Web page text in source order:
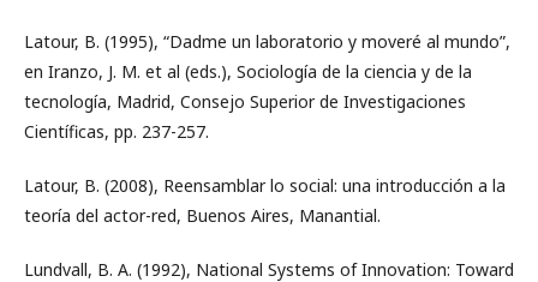
Latour, B. (1995), “Dadme un laboratorio y moveré al mundo”,
en Iranzo, J. M. et al (eds.), Sociología de la ciencia y de la
tecnología, Madrid, Consejo Superior de Investigaciones
Científicas, pp. 237-257.
Latour, B. (2008), Reensamblar lo social: una introducción a la
teoría del actor-red, Buenos Aires, Manantial.
Lundvall, B. A. (1992), National Systems of Innovation: Toward